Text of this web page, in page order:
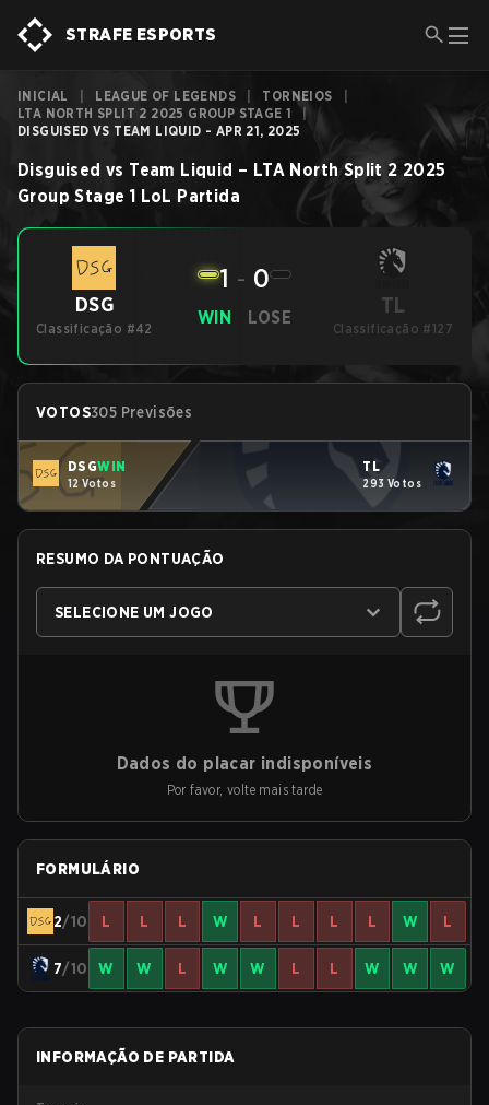
STRAFE ESPORTS
INICIAL LEAGUE OF LEGENDS TORNEIOS
LTA NORTH SPLIT 2 2025 GROUP STAGE 1
|
DISGUISED VS TEAM LIQUID - APR 21, 2025
Disguised vs Team Liquid – LTA North Split 2 2025
Group Stage 1 LoL Partida
DSG
Classificação #42
WIN
1 - 0
LOSE TL
Classificação #127
VOTOS305 Previsões
DSGWIN
12 Votos
TL
293 Votos
RESUMO DA PONTUAÇÃO
SELECIONE UM JOGO
Dados do placar indisponíveis
Por favor, volte mais tarde
FORMULÁRIO
2/10 L L L W L L L L W L
7/10 W W L W W L L W W W
INFORMAÇÃO DE PARTIDA